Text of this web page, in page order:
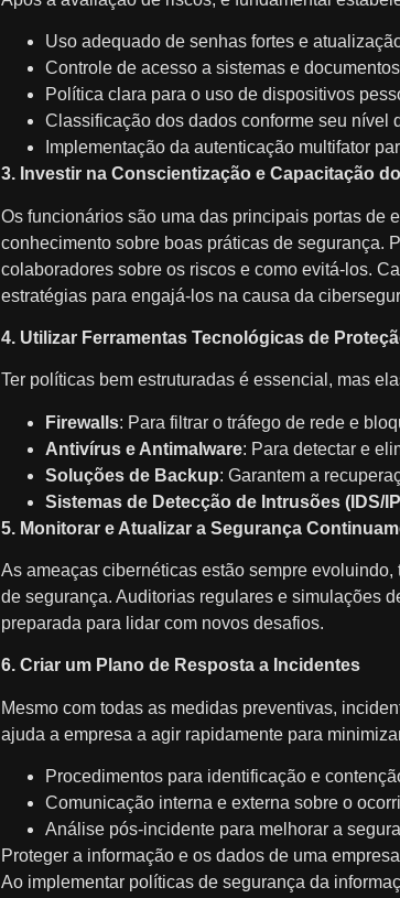
Uso adequado de senhas fortes e
Controle de acesso a sistemas e
Política clara para o uso de dispositivos
Classificação dos dados conforme seu nível
Implementação da autenticação multifator
3. Investir na Conscientização e Capacitação
Os funcionários são uma das principais portas de
conhecimento sobre boas práticas de segurança.
colaboradores sobre os riscos e como evitá-los.
estratégias para engajá-los na causa da
4. Utilizar Ferramentas Tecnológicas de
Ter políticas bem estruturadas é essencial, mas
Firewalls: Para filtrar o tráfego de rede e
Antivírus e Antimalware: Para detectar e
Soluções de Backup: Garantem a
Sistemas de Detecção de Intrusões (IDS/
5. Monitorar e Atualizar a Segurança
As ameaças cibernéticas estão sempre
de segurança. Auditorias regulares e simulações
preparada para lidar com novos desafios.
6. Criar um Plano de Resposta a Incidentes
Mesmo com todas as medidas preventivas,
ajuda a empresa a agir rapidamente para
Procedimentos para identificação e
Comunicação interna e externa sobre o
Análise pós-incidente para melhorar a
Proteger a informação e os dados de uma
Ao implementar políticas de segurança da